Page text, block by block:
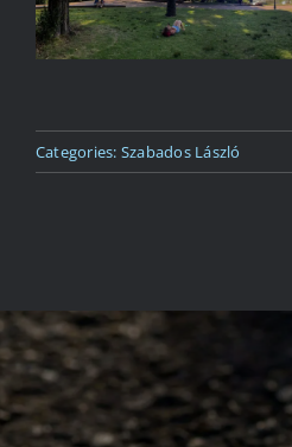
Categories: Szabados László